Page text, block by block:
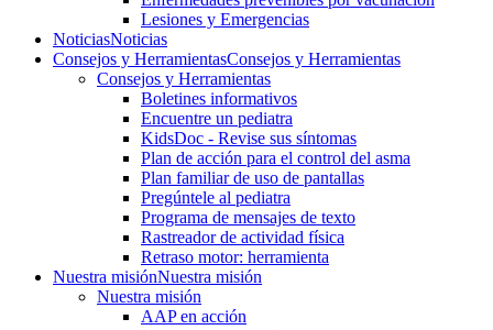
Lesiones y Emergencias
NoticiasNoticias
Consejos y HerramientasConsejos y Herramientas
Consejos y Herramientas
Boletines informativos
Encuentre un pediatra
KidsDoc - Revise sus síntomas
Plan de acción para el control del asma
Plan familiar de uso de pantallas
Pregúntele al pediatra
Programa de mensajes de texto
Rastre​​ador de activida​d física
Retraso motor: herramienta
Nuestra misiónNuestra misión
Nuestra misión
AAP en acción